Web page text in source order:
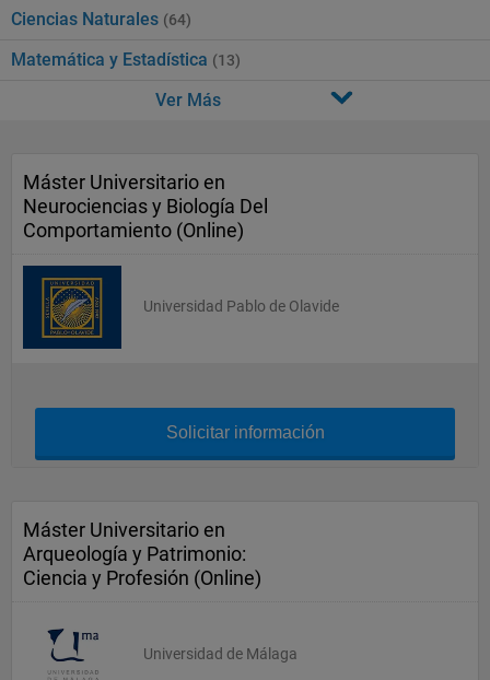
Ciencias Naturales (64)
Matemática y Estadística (13)
Ver Más
Máster Universitario en
Neurociencias y Biología Del
Comportamiento (Online)
Universidad Pablo de Olavide
Solicitar información
Máster Universitario en
Arqueología y Patrimonio:
Ciencia y Profesión (Online)
Universidad de Málaga